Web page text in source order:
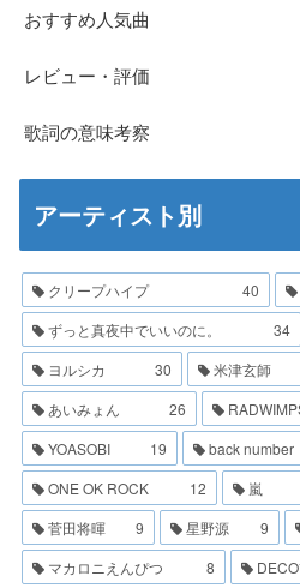
おすすめ人気曲
レビュー・評価
歌詞の意味考察
アーティスト別
クリープハイプ 40
ずっと真夜中でいいのに。
34
ヨルシカ
30 米津玄師
あいみょん
26
YOASOBI
19 back number
ONE OK ROCK
12 嵐
菅田将暉
9 星野源 9
マカロニえんぴつ
8